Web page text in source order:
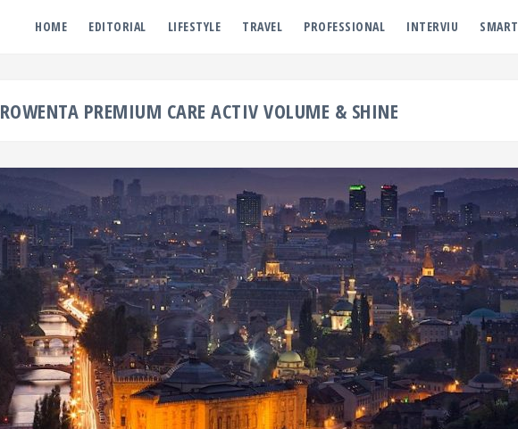
HOME EDITORIAL LIFESTYLE TRAVEL PROFESSIONAL INTERVIU SMART
ROWENTA PREMIUM CARE ACTIV VOLUME & SHINE